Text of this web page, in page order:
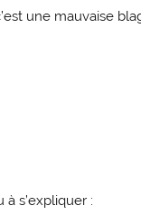
une mauvaise
s’expliquer :